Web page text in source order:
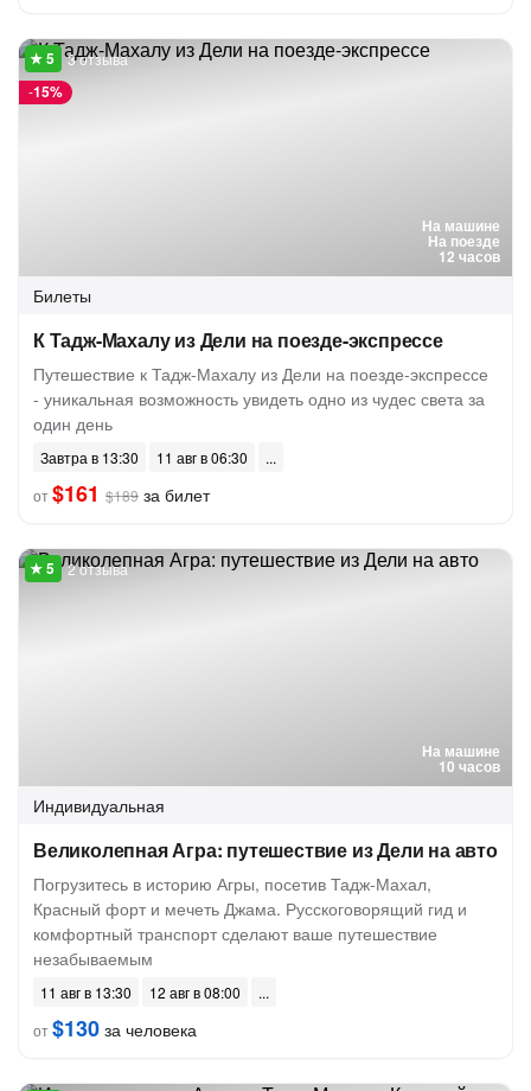
На машине
На поезде
12 часов
-15%
3 отзыва
Билеты
К Тадж-Махалу из Дели на поезде-экспрессе
Путешествие к Тадж-Махалу из Дели на поезде-экспрессе
- уникальная возможность увидеть одно из чудес света за
один день
Завтра в 13:30
11 авг в 06:30
от$161 $189 за билет
На машине
10 часов
2 отзыва
Индивидуальная
Великолепная Агра: путешествие из Дели на авто
Погрузитесь в историю Агры, посетив Тадж-Махал,
Красный форт и мечеть Джама. Русскоговорящий гид и
комфортный транспорт сделают ваше путешествие
незабываемым
11 авг в 13:30
12 авг в 08:00
от$130 за человека